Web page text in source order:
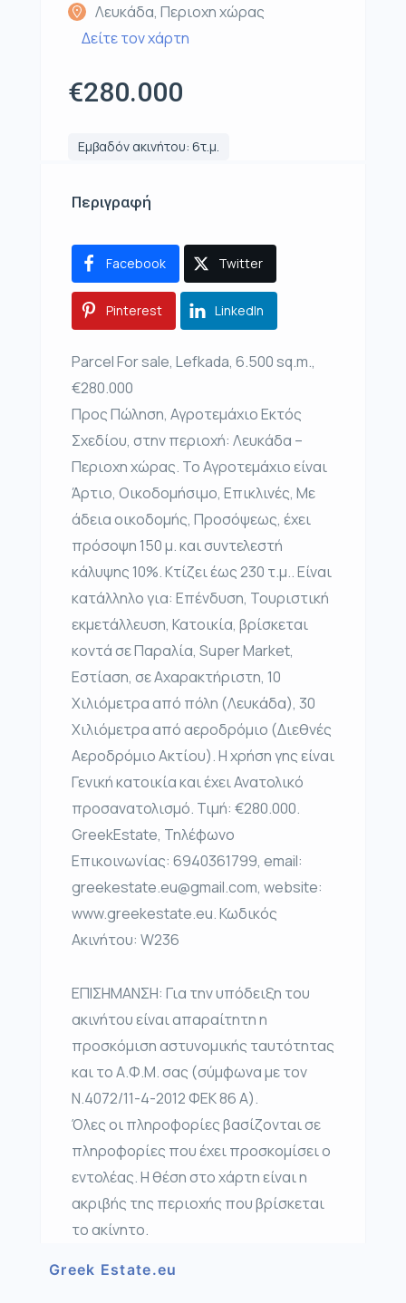
Λευκάδα, Περιοχη χώρας
Δείτε τον χάρτη
€280.000
Εμβαδόν ακινήτου: 6τ.μ.
Περιγραφή
Facebook Twitter
Pinterest LinkedIn
Parcel For sale, Lefkada, 6.500 sq.m.,
€280.000
Προς Πώληση, Αγροτεμάχιο Εκτός
Σχεδίου, στην περιοχή: Λευκάδα –
Περιοχη χώρας. Το Αγροτεμάχιο είναι
Άρτιο, Οικοδομήσιμο, Επικλινές, Με
άδεια οικοδομής, Προσόψεως, έχει
πρόσοψη 150 μ. και συντελεστή
κάλυψης 10%. Κτίζει έως 230 τ.μ.. Είναι
κατάλληλο για: Επένδυση, Τουριστική
εκμετάλλευση, Κατοικία, βρίσκεται
κοντά σε Παραλία, Super Market,
Εστίαση, σε Αχαρακτήριστη, 10
Χιλιόμετρα από πόλη (Λευκάδα), 30
Χιλιόμετρα από αεροδρόμιο (Διεθνές
Αεροδρόμιο Ακτίου). Η χρήση γης είναι
Γενική κατοικία και έχει Ανατολικό
προσανατολισμό. Τιμή: €280.000.
GreekEstate, Τηλέφωνο
Επικοινωνίας: 6940361799, email:
greekestate.eu@gmail.com, website:
www.greekestate.eu. Κωδικός
Ακινήτου: W236
ΕΠΙΣΗΜΑΝΣΗ: Για την υπόδειξη του
ακινήτου είναι απαραίτητη η
προσκόμιση αστυνομικής ταυτότητας
και το Α.Φ.Μ. σας (σύμφωνα με τον
Ν.4072/11-4-2012 ΦΕΚ 86 Α).
Όλες οι πληροφορίες βασίζονται σε
πληροφορίες που έχει προσκομίσει ο
εντολέας. Η θέση στο χάρτη είναι η
ακριβής της περιοχής που βρίσκεται
το ακίνητο.
Greek Estate.eu